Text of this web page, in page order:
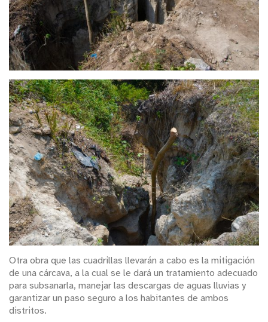
Otra obra que las cuadrillas llevarán a cabo es la mitigación
de una cárcava, a la cual se le dará un tratamiento adecuado
para subsanarla, manejar las descargas de aguas lluvias y
garantizar un paso seguro a los habitantes de ambos
distritos.